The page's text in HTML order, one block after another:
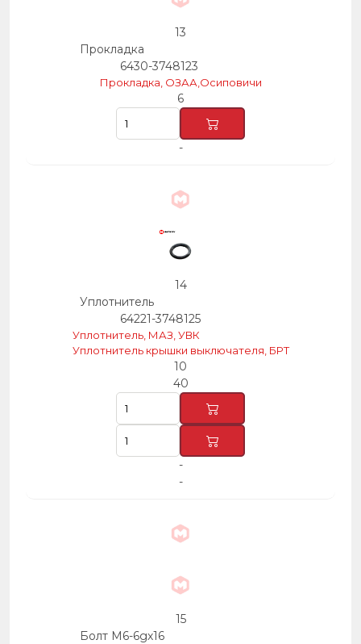
13
Прокладка
6430-3748123
Прокладка, ОЗАА,Осиповичи
6
-
14
Уплотнитель
64221-3748125
Уплотнитель, МАЗ, УВК
Уплотнитель крышки выключателя, БРТ
10
40
-
-
15
Болт М6-6gх16